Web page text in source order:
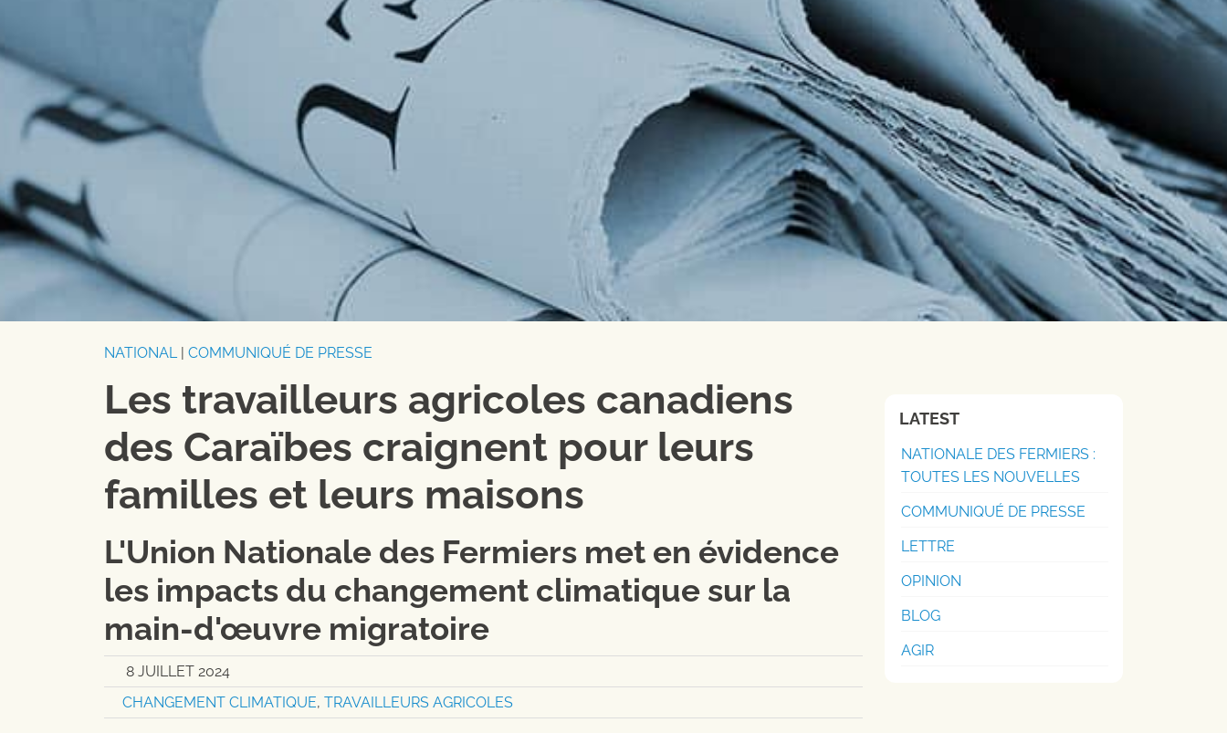
NATIONAL| COMMUNIQUÉ DE PRESSE
Les travailleurs agricoles canadiens
des Caraïbes craignent pour leurs
familles et leurs maisons
L'Union Nationale des Fermiers met en évidence
les impacts du changement climatique sur la
main-d'œuvre migratoire
8 JUILLET 2024
CHANGEMENT CLIMATIQUE, TRAVAILLEURS AGRICOLES
LATEST
NATIONALE DES FERMIERS :
TOUTES LES NOUVELLES
COMMUNIQUÉ DE PRESSE
LETTRE
OPINION
BLOG
AGIR